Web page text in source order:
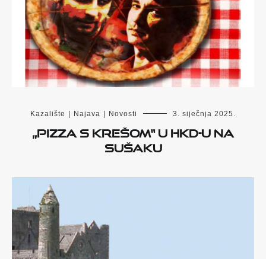
Kazalište Najava Novosti 3. siječnja 2025.
„Pizza s Krešom“ u HKD-u na
Sušaku